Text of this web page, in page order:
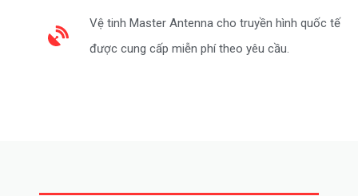
Vệ tinh Master Antenna cho truyền hình quốc tế
được cung cấp miễn phí theo yêu cầu.